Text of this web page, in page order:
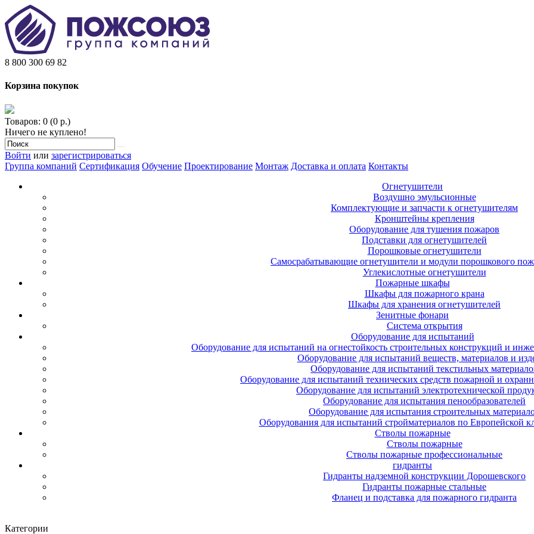
8 800 300 69 82
Корзина покупок
Товаров: 0 (0 р.)
Ничего не куплено!
Войти или зарегистрироваться
Группа компаний Сертификация Обучение Проектирование Монтаж Доставка и оплата Контакты
Огнетушители
Воздушно эмульсионные
Комплектующие и запчасти к огнетушителям
Кронштейны крепления
Оборудование для тушения пожаров
Подставки для огнетушителей
Порошковые огнетушители
Самосрабатывающие огнетушители и модули порошкового
Углекислотные огнетушители
Пожарные шкафы
Шкафы для пожарного крана
Шкафы для хранения огнетушителей
Зенитные фонари
Система открытия
Оборудование для испытаний
Оборудование для испытаний на огнестойкость строительных конструкций и
Оборудование для испытаний веществ, материалов и
Оборудование для испытаний текстильных
Оборудование для испытаний технических средств пожарной и
Оборудование для испытаний электротехнической
Оборудование для испытания пенообразователей
Оборудование для испытания строительных
Оборудования для испытаний стройматериалов по Европейской
Стволы пожарные
Стволы пожарные
Стволы пожарные профессиональные
гидранты
Гидранты надземной конструкции Дорошевского
Гидранты пожарные стальные
Фланец и подставка для пожарного гидранта
Категории